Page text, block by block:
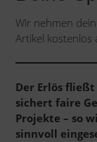
Wir nehmen
Artikel kostenlos
Der Erlös
sichert faire
Projekte – so
sinnvoll